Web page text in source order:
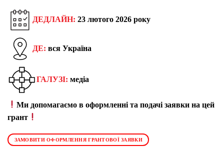
ДЕДЛАЙН: 23 лютого 2026 року
ДЕ: вся Україна
ГАЛУЗІ: медіа
Ми допомагаємо в оформленні та подачі заявки на цей
грант
ЗАМОВИТИ ОФОРМЛЕННЯ ГРАНТОВОЇ ЗАЯВКИ